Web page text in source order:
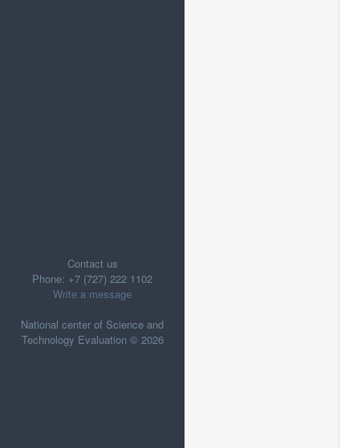
Contact us
Phone: +7 (727) 222 1102
Write a message
National center of Science and
Technology Evaluation © 2026